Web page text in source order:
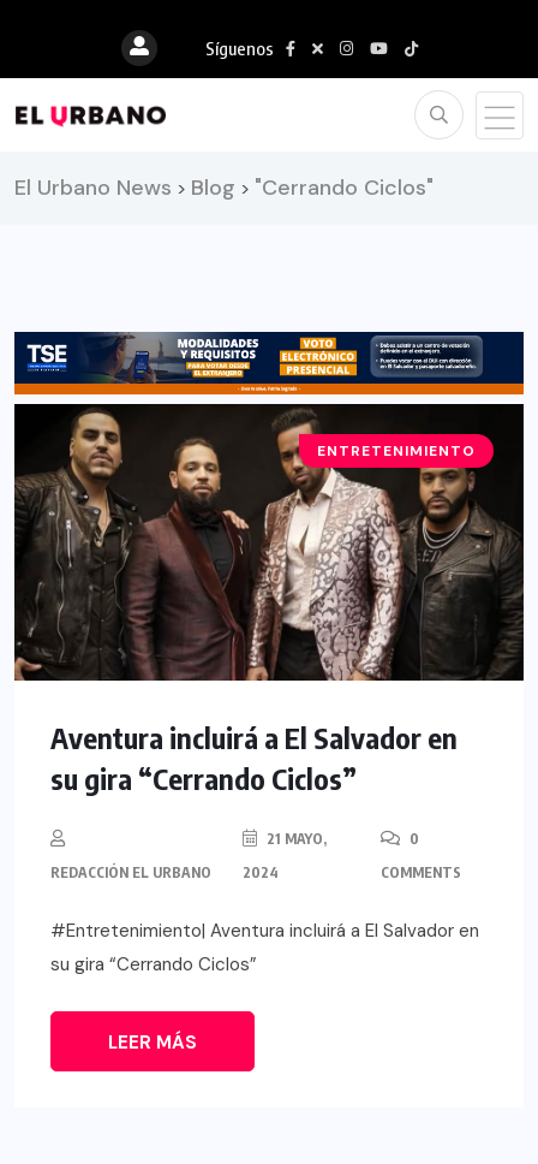
Síguenos
El Urbano News > Blog > "Cerrando Ciclos"
ENTRETENIMIENTO
Aventura incluirá a El Salvador en
su gira “Cerrando Ciclos”
REDACCIÓN EL URBANO
21 MAYO,
2024
0
COMMENTS
#Entretenimiento| Aventura incluirá a El Salvador en
su gira “Cerrando Ciclos”
LEER MÁS